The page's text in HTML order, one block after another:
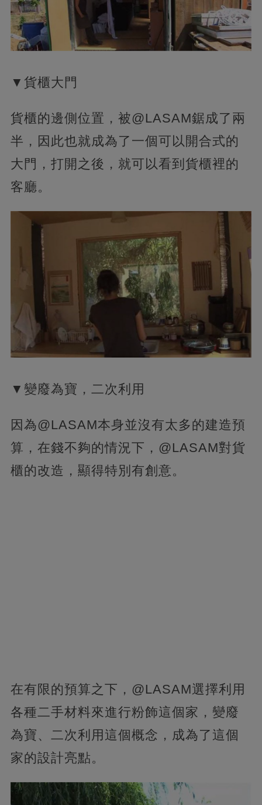
▼貨櫃大門
貨櫃的邊側位置，被@LASAM鋸成了兩
半，因此也就成為了一個可以開合式的
大門，打開之後，就可以看到貨櫃裡的
客廳。
▼變廢為寶，二次利用
因為@LASAM本身並沒有太多的建造預
算，在錢不夠的情況下，@LASAM對貨
櫃的改造，顯得特別有創意。
在有限的預算之下，@LASAM選擇利用
各種二手材料來進行粉飾這個家，變廢
為寶、二次利用這個概念，成為了這個
家的設計亮點。